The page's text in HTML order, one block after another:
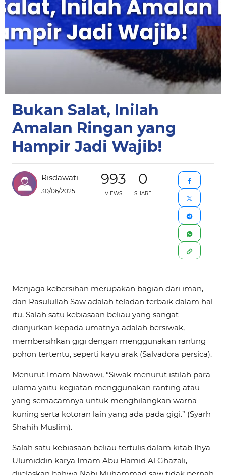
Bukan Salat, Inilah
Amalan Ringan yang
Hampir Jadi Wajib!
Risdawati
30/06/2025
993
VIEWS
0
SHARE
Menjaga kebersihan merupakan bagian dari iman,
dan Rasulullah Saw adalah teladan terbaik dalam hal
itu. Salah satu kebiasaan beliau yang sangat
dianjurkan kepada umatnya adalah bersiwak,
membersihkan gigi dengan menggunakan ranting
pohon tertentu, seperti kayu arak (Salvadora persica).
Menurut Imam Nawawi, “Siwak menurut istilah para
ulama yaitu kegiatan menggunakan ranting atau
yang semacamnya untuk menghilangkan warna
kuning serta kotoran lain yang ada pada gigi.” (Syarh
Shahih Muslim).
Salah satu kebiasaan beliau tertulis dalam kitab Ihya
Ulumiddin karya Imam Abu Hamid Al Ghazali,